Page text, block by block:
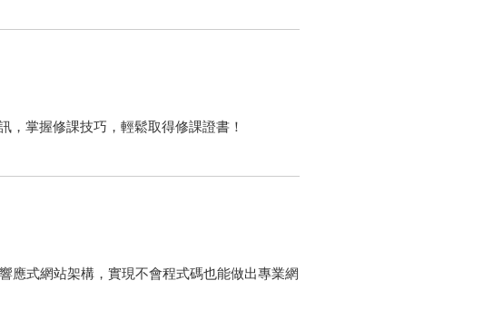
掌握修課技巧，輕鬆取得修課證書！
應式網站架構，實現不會程式碼也能做出專業網